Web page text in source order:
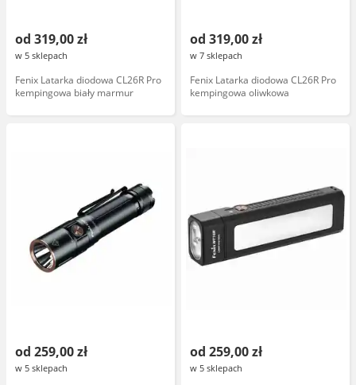
od 319,00 zł
w 5 sklepach
Fenix Latarka diodowa CL26R Pro
kempingowa biały marmur
od 319,00 zł
w 7 sklepach
Fenix Latarka diodowa CL26R Pro
kempingowa oliwkowa
od 259,00 zł
w 5 sklepach
od 259,00 zł
w 5 sklepach